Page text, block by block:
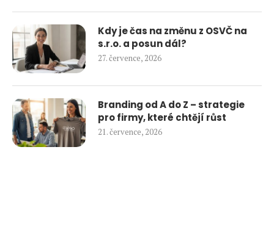
Kdy je čas na změnu z OSVČ na
s.r.o. a posun dál?
27. července, 2026
Branding od A do Z – strategie
pro firmy, které chtějí růst
21. července, 2026